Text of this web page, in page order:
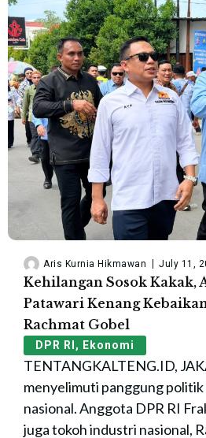
Aris Kurnia Hikmawan July 11,
Kehilangan Sosok Kakak,
Patawari Kenang
Rachmat Gobel
DPR RI , Ekonomi
TENTANGKALTENG.ID,
menyelimuti panggung politik
nasional. Anggota DPR RI
juga tokoh industri nasional,